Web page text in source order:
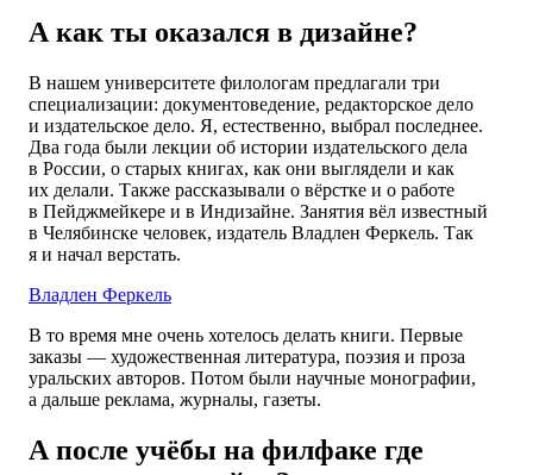
А как ты оказался в дизайне?
В нашем университете филологам предлагали три
специализации: документоведение, редакторское дело
и издательское дело. Я, естественно, выбрал последнее.
Два года были лекции об истории издательского дела
в России, о старых книгах, как они выглядели и как
их делали. Также рассказывали о вёрстке и о работе
в Пейджмейкере и в Индизайне. Занятия вёл известный
в Челябинске человек, издатель Владлен Феркель. Так
я и начал верстать.
Владлен Феркель
В то время мне очень хотелось делать книги. Первые
заказы — художественная литература, поэзия и проза
уральских авторов. Потом были научные монографии,
а дальше реклама, журналы, газеты.
А после учёбы на филфаке где